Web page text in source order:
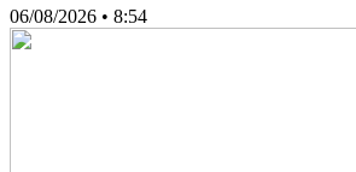
06/08/2026 • 8:54